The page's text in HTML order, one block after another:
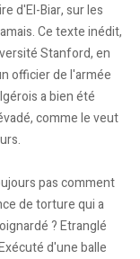
d'El-Biar, sur les
Ce texte inédit,
Stanford, en
officier de l'armée
a bien été
comme le veut
pas comment
de torture qui a
? Etranglé
d'une balle